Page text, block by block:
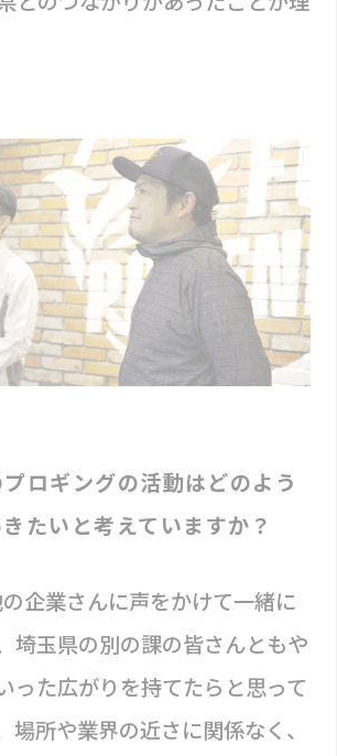
ロギングの活動はどのよう
たいと考えていますか？
企業さんに声をかけて一緒に
埼玉県の別の課の皆さんともや
った広がりを持てたらと思って
場所や業界の近さに関係なく、